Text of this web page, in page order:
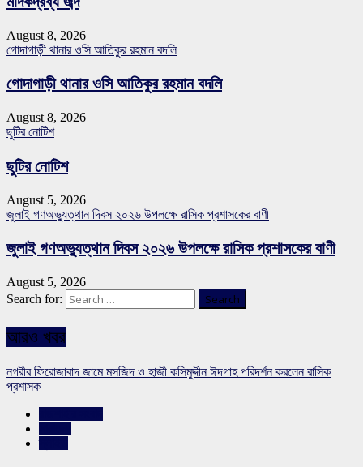
August 8, 2026
গোদাগাড়ী থানার ওসি আতিকুর রহমান বদলি
গোদাগাড়ী থানার ওসি আতিকুর রহমান বদলি
August 8, 2026
ছুটির নোটিশ
ছুটির নোটিশ
August 5, 2026
জুলাই গণঅভ্যুত্থান দিবস ২০২৬ উপলক্ষে রাসিক প্রশাসকের বাণী
জুলাই গণঅভ্যুত্থান দিবস ২০২৬ উপলক্ষে রাসিক প্রশাসকের বাণী
August 5, 2026
Search for:
আরও খবর
নগরীর ফিরোজাবাদ জামে মসজিদ ও হাজী কসিমুদ্দীন ঈদগাহ পরিদর্শন করলেন রাসিক
প্রশাসক